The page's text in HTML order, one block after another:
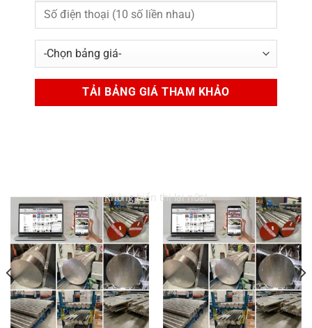
Không hiển thị lại nữa!